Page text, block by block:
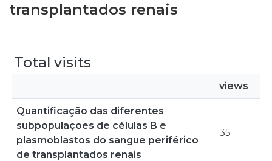
transplantados renais
Total visits
views
Quantificação das diferentes
subpopulações de células B e
plasmoblastos do sangue periférico
de transplantados renais
35